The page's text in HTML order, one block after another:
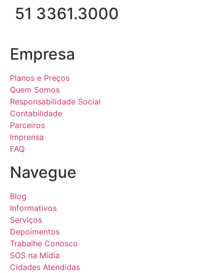
51 3361.3000
Empresa
Planos e Preços
Quem Somos
Responsabilidade Social
Contabilidade
Parceiros
Imprensa
FAQ
Navegue
Blog
Informativos
Serviços
Depoimentos
Trabalhe Conosco
SOS na Mídia
Cidades Atendidas